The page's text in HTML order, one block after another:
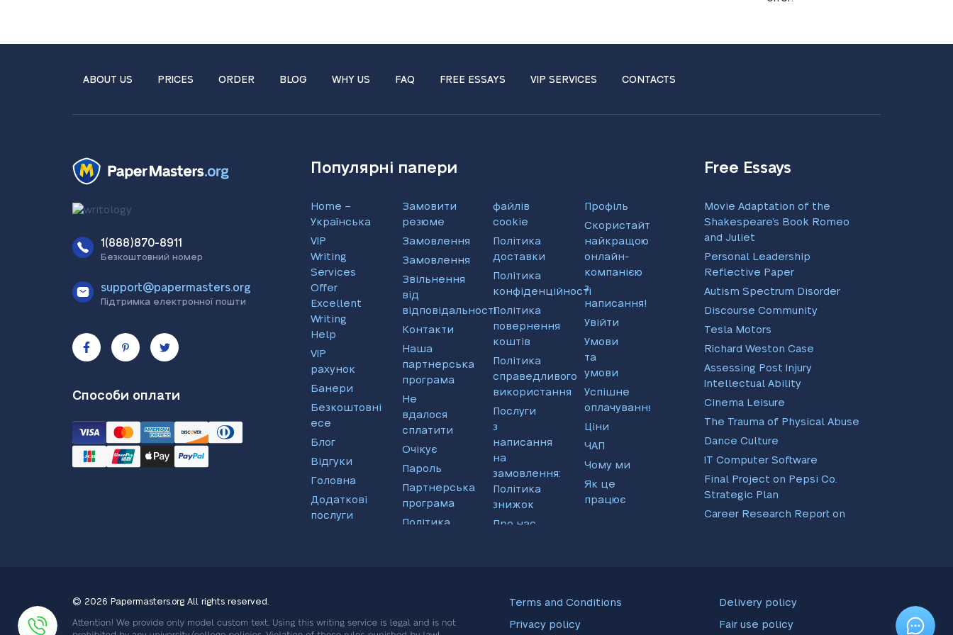
ABOUT US PRICES ORDER BLOG WHY US FAQ FREE ESSAYS VIP SERVICES CONTACTS
1(888)870-8911
Безкоштовний номер
support@papermasters.org
Підтримка електронної пошти
Способи оплати
Популярні папери
Home –
Українська
VIP
Writing
Services
Offer
Excellent
Writing
Help
VIP
рахунок
Банери
Безкоштовні
есе
Блог
Відгуки
Головна
Додаткові
послуги
Замовити
резюме
Замовлення
Замовлення
Звільнення
від
відповідальності
Контакти
Наша
партнерська
програма
Не
вдалося
сплатити
Очікує
Пароль
Партнерська
програма
Політика
файлів
cookie
Політика
доставки
Політика
конфіденційності
Політика
повернення
коштів
Політика
справедливого
використання
Послуги
з
написання
на
замовлення:
Політика
знижок
Про нас
Профіль
Скористайтеся
найкращою
онлайн-
компанією
з
написання!
Увійти
Умови
та
умови
Успішне
оплачування
Ціни
ЧАП
Чому ми
Як це
працює
Free Essays
Movie Adaptation of the
Shakespeare’s Book Romeo
and Juliet
Personal Leadership
Reflective Paper
Autism Spectrum Disorder
Discourse Community
Tesla Motors
Richard Weston Case
Assessing Post Injury
Intellectual Ability
Cinema Leisure
The Trauma of Physical Abuse
Dance Culture
IT Computer Software
Final Project on Pepsi Co.
Strategic Plan
Career Research Report on
Professional Development
© 2026 Papermasters.org All rights reserved. Terms and Conditions
Privacy policy
Delivery policy
Fair use policy